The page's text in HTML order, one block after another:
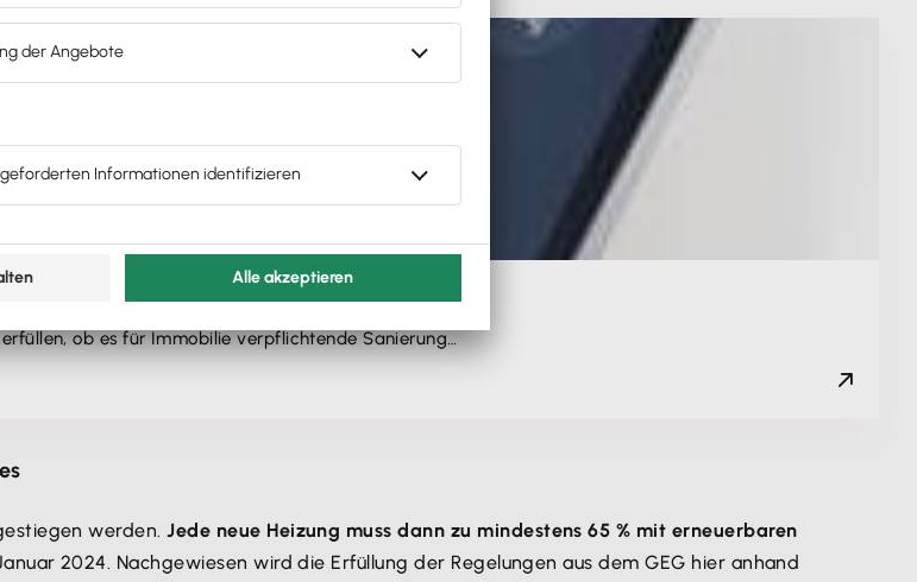
ob es für Immobilie verpflichtende Sanierung…
werden.Jede neue Heizung muss dann zu mindestens 65 % mit erneuerbaren
2024. Nachgewiesen wird die Erfüllung der Regelungen aus dem GEG hier anhand